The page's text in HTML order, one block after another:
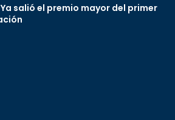
Ya salió el premio mayor del primer